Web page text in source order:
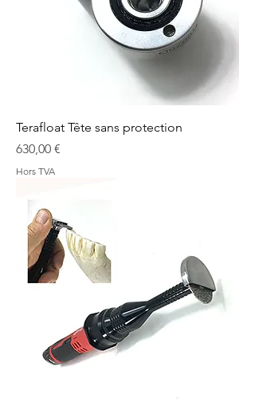
Terafloat Tête sans protection
Prix
630,00 €
Hors TVA